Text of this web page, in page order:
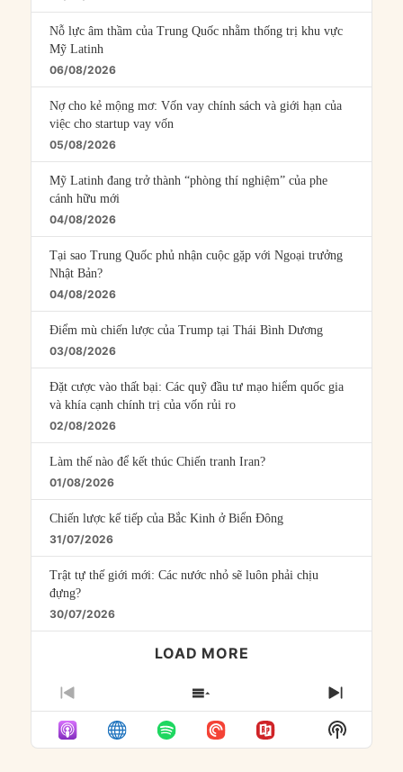
Nỗ lực âm thầm của Trung Quốc nhằm thống trị khu vực
Mỹ Latinh
06/08/2026
Nợ cho kẻ mộng mơ: Vốn vay chính sách và giới hạn của
việc cho startup vay vốn
05/08/2026
Mỹ Latinh đang trở thành “phòng thí nghiệm” của phe
cánh hữu mới
04/08/2026
Tại sao Trung Quốc phủ nhận cuộc gặp với Ngoại trưởng
Nhật Bản?
04/08/2026
Điểm mù chiến lược của Trump tại Thái Bình Dương
03/08/2026
Đặt cược vào thất bại: Các quỹ đầu tư mạo hiểm quốc gia
và khía cạnh chính trị của vốn rủi ro
02/08/2026
Làm thế nào để kết thúc Chiến tranh Iran?
01/08/2026
Chiến lược kế tiếp của Bắc Kinh ở Biển Đông
31/07/2026
Trật tự thế giới mới: Các nước nhỏ sẽ luôn phải chịu
đựng?
30/07/2026
LOAD MORE
PREVIOUS
EPISODE
SHOW
EPISODES
LIST
NEXT
Show
Podcast